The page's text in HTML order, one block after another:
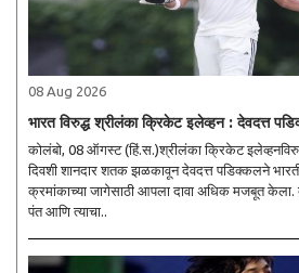
08 Aug 2026
भारत विरुद्ध श्रीलंका क्रिकेट इलेव्हन : देवदत्त
कोलंबो, 08 ऑगस्ट (हिं.स.)श्रीलंका क्रिकेट
दिवशी शानदार शतक झळकावून देवदत्त पडिक्कलने
क्रमांकाच्या जागेसाठी आपला दावा अधिक मजबूत
पंत आणि त्याचा..